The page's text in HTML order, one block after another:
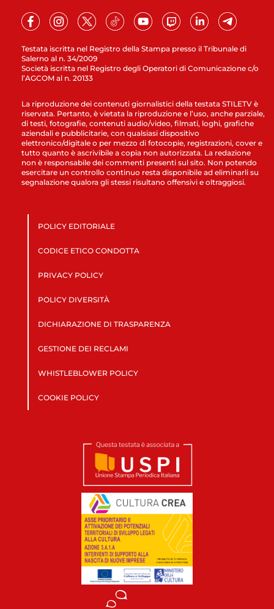
Testata iscritta nel Registro della Stampa presso il Tribunale di
Salerno al n. 34/2009
Società iscritta nel Registro degli Operatori di Comunicazione c/o
l’AGCOM al n. 20133
La riproduzione dei contenuti giornalistici della testata STILETV è
riservata. Pertanto, è vietata la riproduzione e l’uso, anche parziale,
di testi, fotografie, contenuti audio/video, filmati, loghi, grafiche
aziendali e pubblicitarie, con qualsiasi dispositivo
elettronico/digitale o per mezzo di fotocopie, registrazioni, cover e
tutto quanto è ascrivibile a copia non autorizzata. La redazione
non è responsabile dei commenti presenti sul sito. Non potendo
esercitare un controllo continuo resta disponibile ad eliminarli su
segnalazione qualora gli stessi risultano offensivi e oltraggiosi.
POLICY EDITORIALE
CODICE ETICO CONDOTTA
PRIVACY POLICY
POLICY DIVERSITÀ
DICHIARAZIONE DI TRASPARENZA
GESTIONE DEI RECLAMI
WHISTLEBLOWER POLICY
COOKIE POLICY